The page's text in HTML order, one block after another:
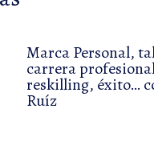
Marca Personal,
carrera
reskilling, éxito…
Ruíz